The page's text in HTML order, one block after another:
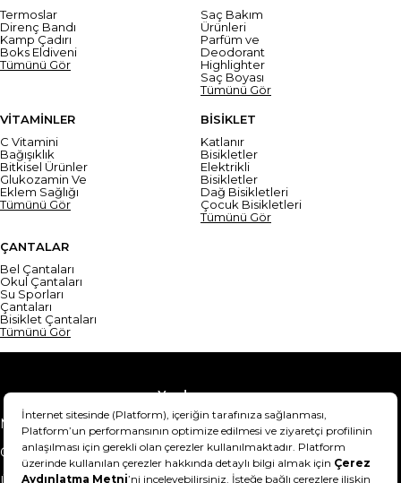
Termoslar
Direnç Bandı
Kamp Çadırı
Boks Eldiveni
Tümünü Gör
Saç Bakım
Ürünleri
Parfüm ve
Deodorant
Highlighter
Saç Boyası
Tümünü Gör
VİTAMİNLER
C Vitamini
Bağışıklık
Bitkisel Ürünler
Glukozamin Ve
Eklem Sağlığı
Tümünü Gör
BİSİKLET
Katlanır
Bisikletler
Elektrikli
Bisikletler
Dağ Bisikletleri
Çocuk Bisikletleri
Tümünü Gör
ÇANTALAR
Bel Çantaları
Okul Çantaları
Su Sporları
Çantaları
Bisiklet Çantaları
Tümünü Gör
Yardım
Mesafeli Satış Sözleşmesi
Teslimat Bilgisi
Gizlilik Sözleşmesi
Şartlar & Koşullar